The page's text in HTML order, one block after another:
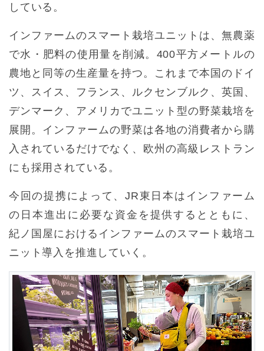
している。
インファームのスマート栽培ユニットは、無農薬
で水・肥料の使用量を削減。400平方メートルの
農地と同等の生産量を持つ。これまで本国のドイ
ツ、スイス、フランス、ルクセンブルク、英国、
デンマーク、アメリカでユニット型の野菜栽培を
展開。インファームの野菜は各地の消費者から購
入されているだけでなく、欧州の高級レストラン
にも採用されている。
今回の提携によって、JR東日本はインファーム
の日本進出に必要な資金を提供するとともに、
紀ノ国屋におけるインファームのスマート栽培ユ
ニット導入を推進していく。